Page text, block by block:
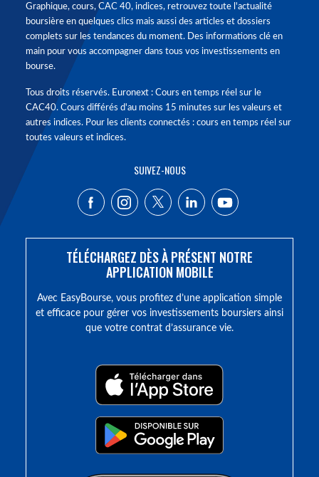
Graphique, cours, CAC 40, indices, retrouvez toute l'actualité
boursière en quelques clics mais aussi des articles et dossiers
complets sur les tendances du moment. Des informations clé en
main pour vous accompagner dans tous vos investissements en
bourse.
Tous droits réservés. Euronext : Cours en temps réel sur le
CAC40. Cours différés d'au moins 15 minutes sur les valeurs et
autres indices. Pour les clients connectés : cours en temps réel sur
toutes valeurs et indices.
SUIVEZ-NOUS
TÉLÉCHARGEZ DÈS À PRÉSENT NOTRE
APPLICATION MOBILE
Avec EasyBourse, vous profitez d’une application simple
et efficace pour gérer vos investissements boursiers ainsi
que votre contrat d’assurance vie.